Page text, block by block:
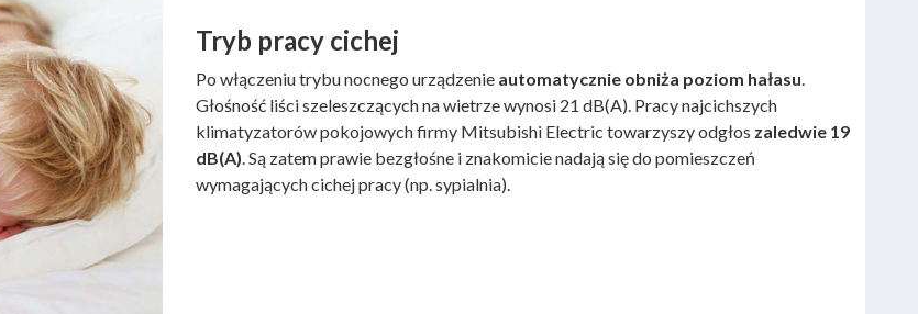
Tryb pracy cichej
Po włączeniu trybu nocnego urządzenie automatycznie obniża poziom hałasu.
Głośność liści szeleszczących na wietrze wynosi 21 dB(A). Pracy najcichszych
klimatyzatorów pokojowych firmy Mitsubishi Electric towarzyszy odgłos zaledwie 19
dB(A). Są zatem prawie bezgłośne i znakomicie nadają się do pomieszczeń
wymagających cichej pracy (np. sypialnia).